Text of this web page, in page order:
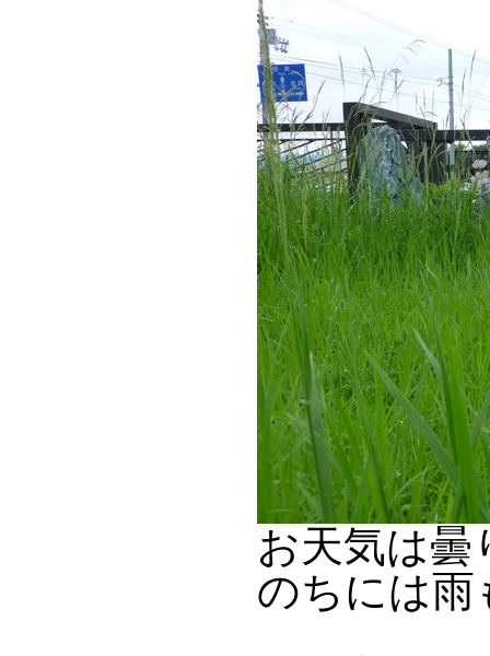
お天気は曇
のちには雨